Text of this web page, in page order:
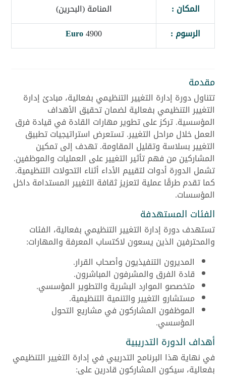
المكان :
المنامة (البحرين)
الرسوم :
4900
Euro
مقدمة
تتناول دورة إدارة التغيير التنظيمي بفعالية، مبادئ إدارة
التغيير التنظيمي بفعالية لضمان تحقيق الأهداف
المؤسسية. تركز على تطوير مهارات القادة في قيادة فرق
العمل خلال مراحل التغيير. تستعرض استراتيجيات تطبيق
التغيير بسلاسة وتقليل المقاومة. تهدف إلى تمكين
المشاركين من فهم تأثير التغيير على العمليات والموظفين.
تشمل الدورة أدوات لتقييم الأداء أثناء التحولات التنظيمية.
كما تقدم طرقًا عملية لتعزيز ثقافة التغيير المستدامة داخل
المؤسسات.
الفئات المستهدفة
تستهدف دورة إدارة التغيير التنظيمي بفعالية، الفئات
والمحترفين الذين يسعون لاكتساب المعرفة والمهارات:
المديرون التنفيذيون وأصحاب القرار.
قادة الفرق والمشرفون المباشرون.
متخصصو الموارد البشرية والتطوير المؤسسي.
مستشارو التغيير والتنمية التنظيمية.
الموظفون المشاركون في مشاريع التحول
المؤسسي.
أهداف الدورة التدريبية
في نهاية هذا البرنامج التدريبي في إدارة التغيير التنظيمي
بفعالية، سيكون المشاركون قادرين على: